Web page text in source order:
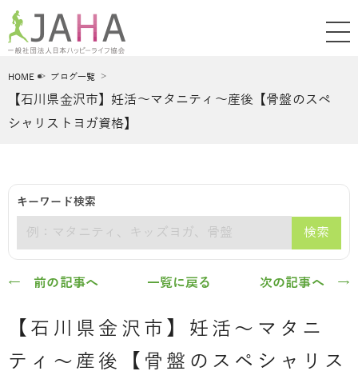
HOME ブログ一覧
【石川県金沢市】妊活～マタニティ～産後【骨盤のスペ
シャリストヨガ資格】
キーワード検索
検索
← 前の記事へ 一覧に戻る 次の記事へ →
【石川県金沢市】妊活～マタニ
ティ～産後【骨盤のスペシャリス